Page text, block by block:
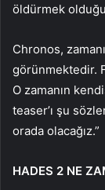
öldürmek
Chronos,
görünmektedir.
O zamanın
teaser’ı şu
orada olacağız.”
HADES 2 NE